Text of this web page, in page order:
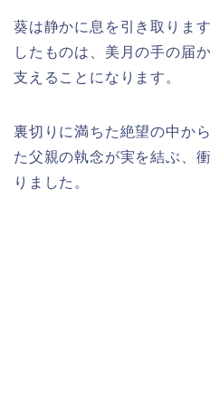
葵は静かに息を引き取りま
したものは、美月の手の届
支えることになります。
裏切りに満ちた絶望の中か
た父親の執念が実を結ぶ、
りました。